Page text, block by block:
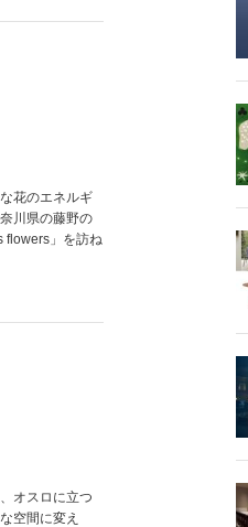
花のエネルギ
川県の藤野の
flowers」を訪ね
オスロに立つ
空間に変え